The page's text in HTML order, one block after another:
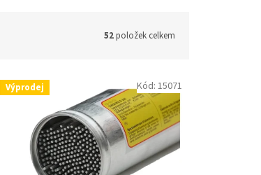
52položek celkem
Výprodej Kód: 15071